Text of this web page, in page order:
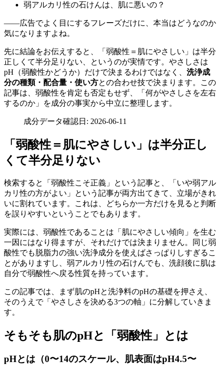
弱アルカリ性の石けんは、肌に悪いの？
——広告でよく目にするフレーズだけに、本当はどうなのか
気になりますよね。
先に結論をお伝えすると、「弱酸性＝肌にやさしい」は半分
正しくて半分足りない、というのが実情です。やさしさは
pH（弱酸性かどうか）だけで決まるわけではなく、 洗浄成
分の種類・配合量・使い方との合わせ技で決まります。この
記事は、弱酸性を肯定も否定もせず、「何がやさしさを左右
するのか」を成分の事実から中立に整理します。
成分データ確認日: 2026-06-11
「弱酸性＝肌にやさしい」は半分正し
くて半分足りない
検索すると「弱酸性こそ正義」という記事と、「いや弱アル
カリ性の方がよい」という記事が両方出てきて、立場がきれ
いに割れています。これは、どちらか一方だけを見ると判断
を誤りやすいということでもあります。
実際には、弱酸性であることは「肌にやさしい傾向」を生む
一因にはなり得ますが、それだけでは決まりません。同じ弱
酸性でも脱脂力の強い洗浄成分を使えばさっぱりしすぎるこ
とがありますし、弱アルカリ性の石けんでも、洗顔後に肌は
自分で弱酸性へ戻る性質を持っています。
この記事では、まず肌のpHと洗浄料のpHの基礎を押さえ、
そのうえで「やさしさを決める3つの軸」に分解していきま
す。
そもそも肌のpHと「弱酸性」とは
pHとは（0〜14のスケール、肌表面はpH4.5〜